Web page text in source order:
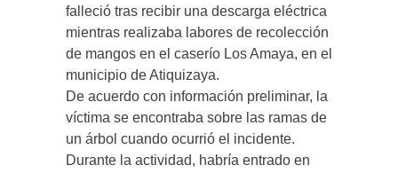
falleció tras recibir una descarga eléctrica
mientras realizaba labores de recolección
de mangos en el caserío Los Amaya, en el
municipio de Atiquizaya.
De acuerdo con información preliminar, la
víctima se encontraba sobre las ramas de
un árbol cuando ocurrió el incidente.
Durante la actividad, habría entrado en